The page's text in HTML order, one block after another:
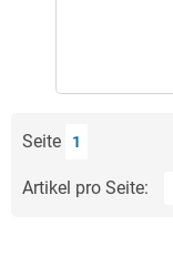
Seite 1
Artikel pro Seite: